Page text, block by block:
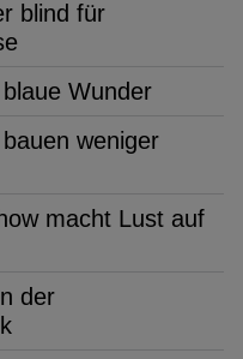
blind für
Wunder
weniger
macht Lust auf
der